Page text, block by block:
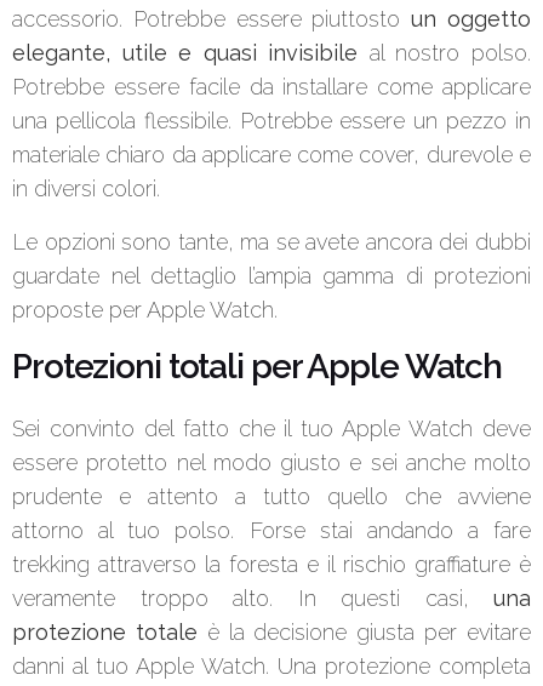
accessorio. Potrebbe essere piuttostoun oggetto
elegante, utile e quasi invisibile al nostro polso.
Potrebbe essere facile da installare come applicare
una pellicola flessibile. Potrebbe essere un pezzo in
materiale chiaro da applicare come cover, durevole e
in diversi colori.
Le opzioni sono tante, ma se avete ancora dei dubbi
guardate nel dettaglio l’ampia gamma di protezioni
proposte per Apple Watch.
Protezioni totali per Apple Watch
Sei convinto del fatto che il tuo Apple Watch deve
essere protetto nel modo giusto e sei anche molto
prudente e attento a tutto quello che avviene
attorno al tuo polso. Forse stai andando a fare
trekking attraverso la foresta e il rischio graffiature è
veramente troppo alto. In questi casi, una
protezione totale è la decisione giusta per evitare
danni al tuo Apple Watch. Una protezione completa